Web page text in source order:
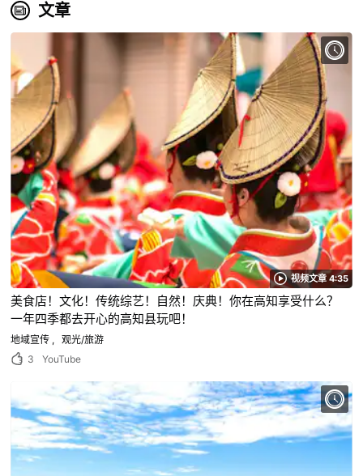
文章
视频文章 4:35
美食店！文化！传统综艺！自然！庆典！你在高知享受什么？
一年四季都去开心的高知县玩吧！
地域宣传
观光/旅游
3
YouTube